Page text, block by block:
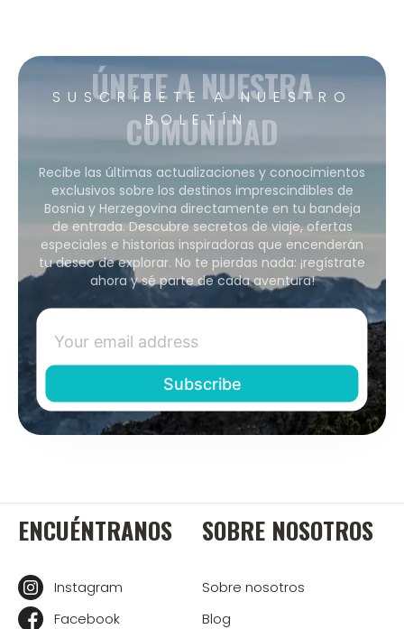
SUSCRÍBETE A NUESTRO
BOLETÍN.
ÚNETE A NUESTRA
COMUNIDAD
Recibe las últimas actualizaciones y conocimientos
exclusivos sobre los destinos imprescindibles de
Bosnia y Herzegovina directamente en tu bandeja
de entrada. Descubre secretos de viaje, ofertas
especiales e historias inspiradoras que encenderán
tu deseo de explorar. No te pierdas nada: ¡regístrate
ahora y sé parte de cada aventura!
ENCUÉNTRANOS
Instagram
Facebook
SOBRE NOSOTROS
Sobre nosotros
Blog